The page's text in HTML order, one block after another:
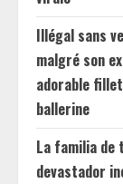
Illégal sans
malgré son
adorable
ballerine
La familia de
devastador